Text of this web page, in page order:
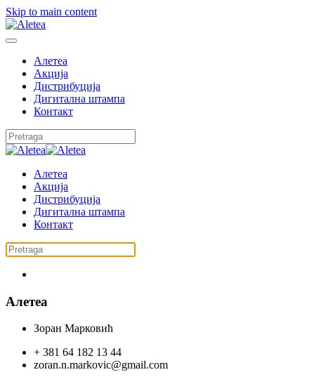
Skip to main content
Алетеа
Акција
Дистрибуција
Дигитална штампа
Контакт
Алетеа
Акција
Дистрибуција
Дигитална штампа
Контакт
Алетеа
Зоран Марковић
+ 381 64 182 13 44
zoran.n.markovic@gmail.com